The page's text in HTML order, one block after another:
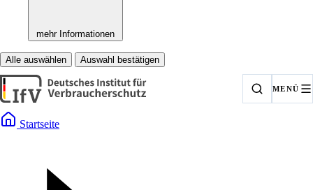
mehr Informationen
Alle auswählen Auswahl bestätigen
MENÜ
Startseite